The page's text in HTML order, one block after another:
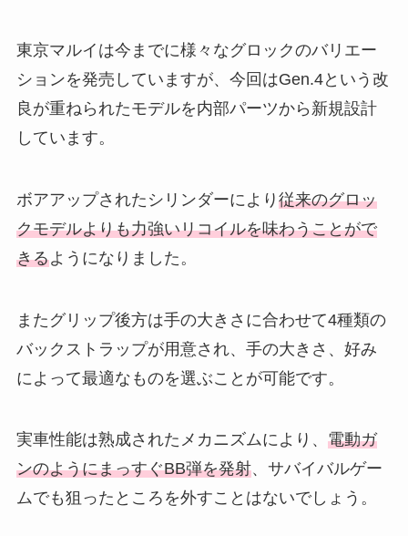
東京マルイは今までに様々なグロックのバリエー
ションを発売していますが、今回はGen.4という改
良が重ねられたモデルを内部パーツから新規設計
しています。
ボアアップされたシリンダーにより 従来のグロッ
クモデルよりも力強いリコイルを味わうことがで
きるようになりました。
またグリップ後方は手の大きさに合わせて4種類の
バックストラップが用意され、手の大きさ、好み
によって最適なものを選ぶことが可能です。
実車性能は熟成されたメカニズムにより、 電動ガ
ンのようにまっすぐBB弾を発射、サバイバルゲー
ムでも狙ったところを外すことはないでしょう。